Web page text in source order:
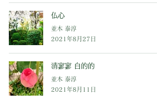
仏心
並木 泰淳
2021年8月27日
清寥寥 白的的
並木 泰淳
2021年8月11日